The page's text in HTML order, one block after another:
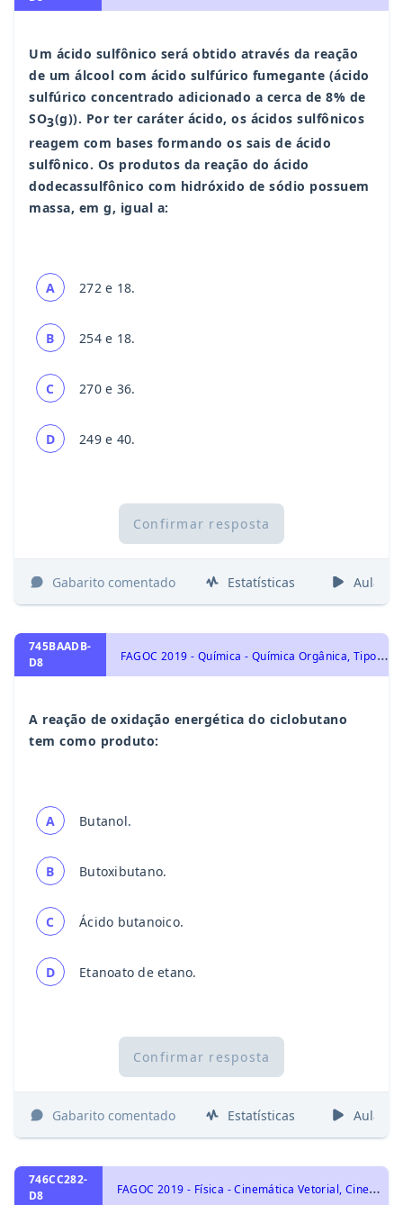
Um ácido sulfônico será obtido através da reação
de um álcool com ácido sulfúrico fumegante (ácido
sulfúrico concentrado adicionado a cerca de 8% de
SO3(g)). Por ter caráter ácido, os ácidos sulfônicos
reagem com bases formando os sais de ácido
sulfônico. Os produtos da reação do ácido
dodecassulfônico com hidróxido de sódio possuem
massa, em g, igual a:
A 272 e 18.
B 254 e 18.
C 270 e 36.
D 249 e 40.
Confirmar resposta
Gabarito comentado Estatísticas Aulas
745BAADB-
D8
F
AGOC 2019 - Química - Química Orgânica, Tipos de Reações Orgânicas: Oxidação, Redução e Polimerização.
A reação de oxidação energética do ciclobutano
tem como produto:
A Butanol.
B Butoxibutano.
C Ácido butanoico.
D Etanoato de etano.
Confirmar resposta
Gabarito comentado Estatísticas Aulas
746CC282-
D8
F
AGOC 2019 - Física - Cinemática Vetorial, Cinemática